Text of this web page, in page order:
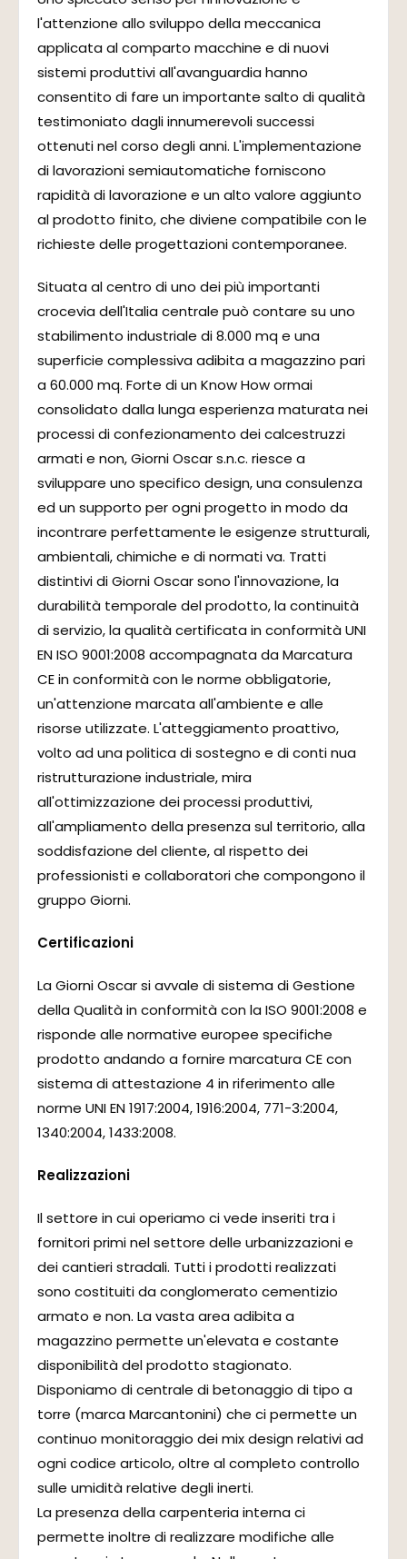
l'attenzione allo sviluppo della meccanica
applicata al comparto macchine e di nuovi
sistemi produttivi all'avanguardia hanno
consentito di fare un importante salto di qualità
testimoniato dagli innumerevoli successi
ottenuti nel corso degli anni. L'implementazione
di lavorazioni semiautomatiche forniscono
rapidità di lavorazione e un alto valore aggiunto
al prodotto finito, che diviene compatibile con le
richieste delle progettazioni contemporanee.
Situata al centro di uno dei più importanti
crocevia dell'Italia centrale può contare su uno
stabilimento industriale di 8.000 mq e una
superficie complessiva adibita a magazzino pari
a 60.000 mq. Forte di un Know How ormai
consolidato dalla lunga esperienza maturata nei
processi di confezionamento dei calcestruzzi
armati e non, Giorni Oscar s.n.c. riesce a
sviluppare uno specifico design, una consulenza
ed un supporto per ogni progetto in modo da
incontrare perfettamente le esigenze strutturali,
ambientali, chimiche e di normati va. Tratti
distintivi di Giorni Oscar sono l'innovazione, la
durabilità temporale del prodotto, la continuità
di servizio, la qualità certificata in conformità UNI
EN ISO 9001:2008 accompagnata da Marcatura
CE in conformità con le norme obbligatorie,
un'attenzione marcata all'ambiente e alle
risorse utilizzate. L'atteggiamento proattivo,
volto ad una politica di sostegno e di conti nua
ristrutturazione industriale, mira
all'ottimizzazione dei processi produttivi,
all'ampliamento della presenza sul territorio, alla
soddisfazione del cliente, al rispetto dei
professionisti e collaboratori che compongono il
gruppo Giorni.
Certificazioni
La Giorni Oscar si avvale di sistema di Gestione
della Qualità in conformità con la ISO 9001:2008 e
risponde alle normative europee specifiche
prodotto andando a fornire marcatura CE con
sistema di attestazione 4 in riferimento alle
norme UNI EN 1917:2004, 1916:2004, 771-3:2004,
1340:2004, 1433:2008.
Realizzazioni
Il settore in cui operiamo ci vede inseriti tra i
fornitori primi nel settore delle urbanizzazioni e
dei cantieri stradali. Tutti i prodotti realizzati
sono costituiti da conglomerato cementizio
armato e non. La vasta area adibita a
magazzino permette un'elevata e costante
disponibilità del prodotto stagionato.
Disponiamo di centrale di betonaggio di tipo a
torre (marca Marcantonini) che ci permette un
continuo monitoraggio dei mix design relativi ad
ogni codice articolo, oltre al completo controllo
sulle umidità relative degli inerti.
La presenza della carpenteria interna ci
permette inoltre di realizzare modifiche alle